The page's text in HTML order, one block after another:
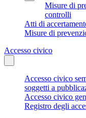
Misure di
controlli
Atti di
Misure di
Accesso civico
Accesso civico
soggetti a
Accesso civico
Registro degli